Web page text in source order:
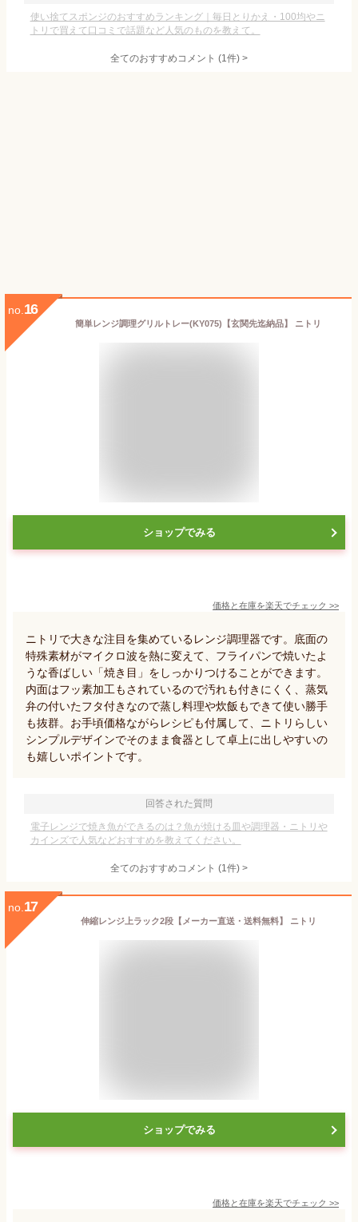
使い捨てスポンジのおすすめランキング｜毎日とりかえ・100均やニ
トリで買えて口コミで話題など人気のものを教えて。
全てのおすすめコメント (1件) >
no. 16
簡単レンジ調理グリルトレー(KY075)【玄関先迄納品】 ニトリ
ショップでみる
価格と在庫を楽天でチェック >>
ニトリで大きな注目を集めているレンジ調理器です。底面の
特殊素材がマイクロ波を熱に変えて、フライパンで焼いたよ
うな香ばしい「焼き目」をしっかりつけることができます。
内面はフッ素加工もされているので汚れも付きにくく、蒸気
弁の付いたフタ付きなので蒸し料理や炊飯もできて使い勝手
も抜群。お手頃価格ながらレシピも付属して、ニトリらしい
シンプルデザインでそのまま食器として卓上に出しやすいの
も嬉しいポイントです。
回答された質問
電子レンジで焼き魚ができるのは？魚が焼ける皿や調理器・ニトリや
カインズで人気などおすすめを教えてください。
全てのおすすめコメント (1件) >
no. 17
伸縮レンジ上ラック2段【メーカー直送・送料無料】 ニトリ
ショップでみる
価格と在庫を楽天でチェック >>